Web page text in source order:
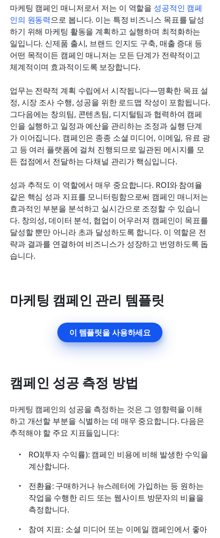
마케팅 캠페인 매니저로서 저는 이 역할을 성공적인 캠페
인의 원동력으로 봅니다. 이는 특정 비즈니스 목표를 달성
하기 위해 마케팅 활동을 계획하고 실행하며 최적화하는
일입니다. 신제품 출시, 브랜드 인지도 구축, 매출 증대 등
어떤 목적이든 캠페인 매니저는 모든 단계가 전략적이고
체계적이며 효과적이도록 보장합니다.
업무는 전략적 계획 수립에서 시작됩니다—명확한 목표 설
정, 시장 조사 수행, 성공을 위한 로드맵 작성이 포함됩니다.
그다음에는 창의팀, 콘텐츠팀, 디지털팀과 협력하여 캠페
인을 실행하고 일정과 예산을 관리하는 조정과 실행 단계
가 이어집니다. 캠페인은 종종 소셜 미디어, 이메일, 유료 광
고 등 여러 플랫폼에 걸쳐 진행되므로 일관된 메시지를 모
든 접점에서 전달하는 다채널 관리가 핵심입니다.
성과 추적도 이 역할에서 매우 중요합니다. ROI와 참여율
같은 핵심 성과 지표를 모니터링함으로써 캠페인 매니저는
효과적인 부분을 분석하고 실시간으로 조정할 수 있습니
다. 창의성, 데이터 분석, 협업이 어우러져 캠페인이 목표를
달성할 뿐만 아니라 초과 달성하도록 합니다. 이 역할은 전
략과 결과를 연결하여 비즈니스가 성장하고 번영하도록 돕
습니다.
마케팅 캠페인 관리 템플릿
이 템플릿을 사용하세요
캠페인 성공 측정 방법
마케팅 캠페인의 성공을 측정하는 것은 그 영향력을 이해
하고 개선할 부분을 식별하는 데 매우 중요합니다. 다음은
추적해야 할 주요 지표들입니다:
ROI(투자 수익률): 캠페인 비용에 비해 발생한 수익을
계산합니다.
전환율: 구매하거나 뉴스레터에 가입하는 등 원하는
작업을 수행한 리드 또는 웹사이트 방문자의 비율을
측정합니다.
참여 지표: 소셜 미디어 또는 이메일 캠페인에서 좋아